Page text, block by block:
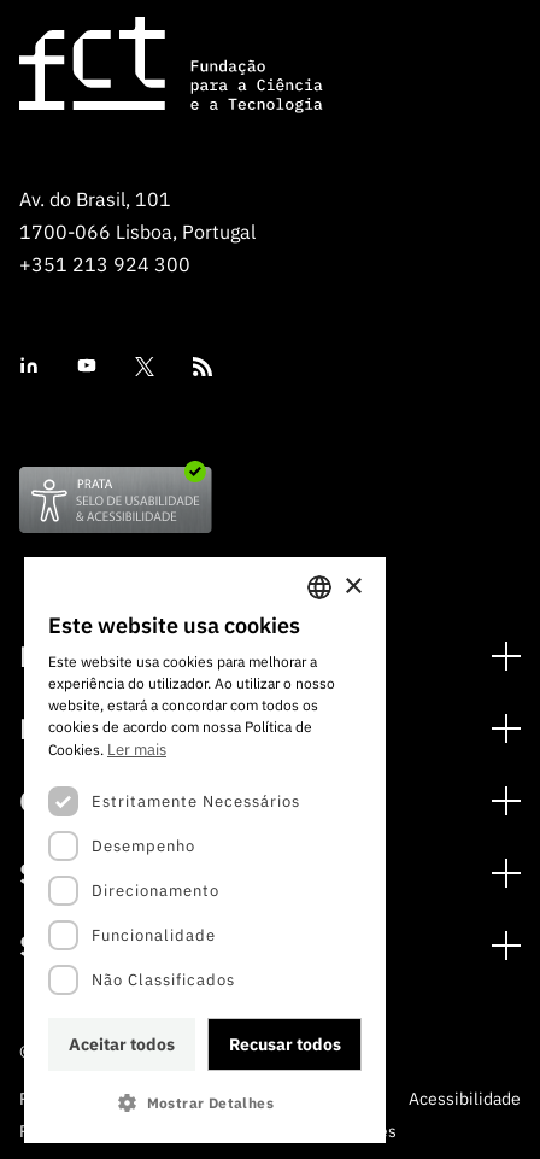
Av. do Brasil, 101
1700-066 Lisboa, Portugal
+351 213 924 300
Financiamento
Programas de Financiamento
Internacional
Prémios
Media
Notas de Imprensa
Subscrever Newsletter
Subscrever Direct Mail de Concursos
Agenda
Publicações
Concursos
Concursos Abertos
Concursos Previstos
Concursos Fechados
Calendarização FCT 2026
Serviços
Serviços digitais: Tecnologia para o Conhecimento
Arquivo, Documentação e Informação
Acesso a dados estatísticos para fins científicos –
Sobre
A FCT
Estudos e Planeamento Estratégico
Documentos de Gestão
A FCT em Números
Apoios Comunitários
©2022 · Fundação para a Ciência e a Tecnologia
Política de Privacidade e
Protecção de Dados
Política de
Frequentes
Acessibilidade
PORTUGUESE
ENGLISH
×
Este website usa cookies
Este website usa cookies para melhorar a
experiência do utilizador. Ao utilizar o nosso
website, estará a concordar com todos os
cookies de acordo com nossa Política de
Cookies. Ler mais
Estritamente Necessários
Desempenho
Direcionamento
Funcionalidade
Não Classificados
Aceitar todos Recusar todos
Mostrar Detalhes